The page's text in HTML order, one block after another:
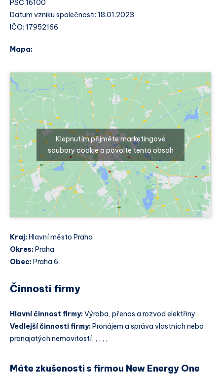
PSČ 16100
Datum vzniku společnosti: 18.01.2023
IČO: 17952166
Mapa:
Klepnutím přijměte marketingové
soubory cookie a povolte tento obsah
Kraj: Hlavní město Praha
Okres: Praha
Obec: Praha 6
Činnosti firmy
Hlavní činnost firmy:Výroba, přenos a rozvod elektřiny
Vedlejší činnosti firmy:Pronájem a správa vlastních nebo
pronajatých nemovitostí, , , , ,
Máte zkušenosti s firmou New Energy One